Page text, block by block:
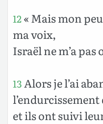
12« Mais mon
ma voix,
Israël ne m’a pas
13Alors je l’ai
et ils ont suivi